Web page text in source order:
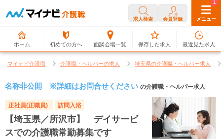
求人検索 会員登録 メニュー
ホーム 初めての方へ 面談会場一覧
0
保存した求人
1
最近見た求人
マイナビ介護職 介護職・ヘルパーの求人 埼玉県の介護職・ヘルパー求人
名称非公開 ※詳細はお問合せください の介護職・ヘルパー求人
正社員(正職員) 訪問入浴
【埼玉県／所沢市】 デイサービ
スでの介護職常勤募集です